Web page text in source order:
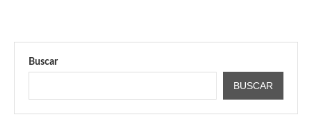
Buscar
BUSCAR